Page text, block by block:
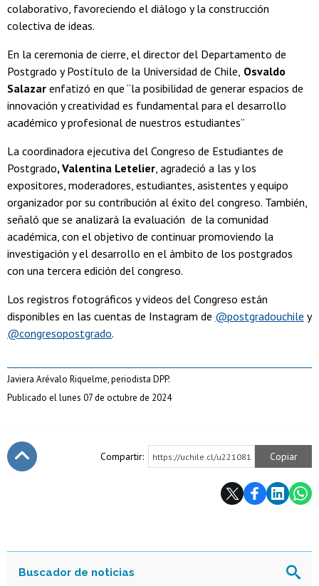
colaborativo, favoreciendo el diálogo y la construcción
colectiva de ideas.
En la ceremonia de cierre, el director del Departamento de
Postgrado y Postítulo de la Universidad de Chile, Osvaldo
Salazar enfatizó en que “la posibilidad de generar espacios de
innovación y creatividad es fundamental para el desarrollo
académico y profesional de nuestros estudiantes”
La coordinadora ejecutiva del Congreso de Estudiantes de
Postgrado, Valentina Letelier, agradeció a las y los
expositores, moderadores, estudiantes, asistentes y equipo
organizador por su contribución al éxito del congreso. También,
señaló que se analizará la evaluación de la comunidad
académica, con el objetivo de continuar promoviendo la
investigación y el desarrollo en el ámbito de los postgrados
con una tercera edición del congreso.
Los registros fotográficos y videos del Congreso están
disponibles en las cuentas de Instagram de @postgradouchile y
@congresopostgrado.
Javiera Arévalo Riquelme, periodista DPP.
Publicado el lunes 07 de octubre de 2024
Compartir: https://uchile.cl/u221081 Copiar